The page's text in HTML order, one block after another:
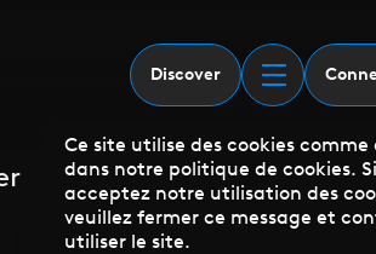
Discover
Ce site utilise des cookies comme
dans notre politique de cookies.
acceptez notre utilisation des
veuillez fermer ce message et
utiliser le site.